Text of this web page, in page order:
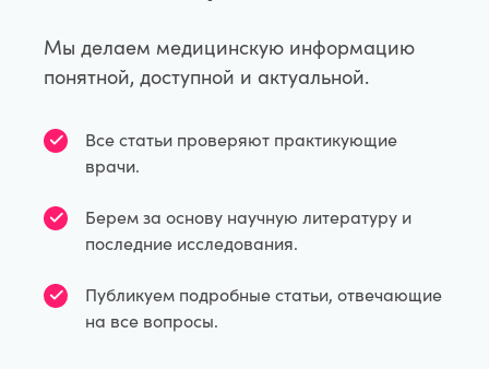
Мы делаем медицинскую информацию
понятной, доступной и актуальной.
Все статьи проверяют практикующие
врачи.
Берем за основу научную литературу и
последние исследования.
Публикуем подробные статьи, отвечающие
на все вопросы.